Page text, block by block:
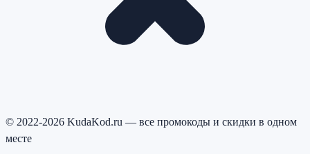
© 2022-2026 KudaKod.ru — все промокоды и скидки в одном
месте